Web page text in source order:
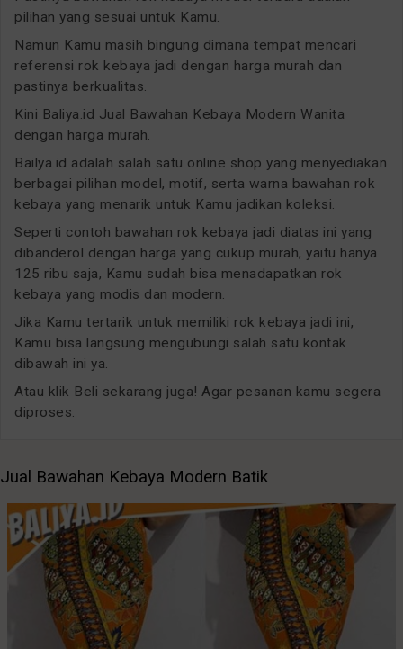
pilihan yang sesuai untuk Kamu.
Namun Kamu masih bingung dimana tempat mencari
referensi rok kebaya jadi dengan harga murah dan
pastinya berkualitas.
Kini Baliya.id Jual Bawahan Kebaya Modern Wanita
dengan harga murah.
Bailya.id adalah salah satu online shop yang menyediakan
berbagai pilihan model, motif, serta warna bawahan rok
kebaya yang menarik untuk Kamu jadikan koleksi.
Seperti contoh bawahan rok kebaya jadi diatas ini yang
dibanderol dengan harga yang cukup murah, yaitu hanya
125 ribu saja, Kamu sudah bisa menadapatkan rok
kebaya yang modis dan modern.
Jika Kamu tertarik untuk memiliki rok kebaya jadi ini,
Kamu bisa langsung mengubungi salah satu kontak
dibawah ini ya.
Atau klik Beli sekarang juga! Agar pesanan kamu segera
diproses.
Jual Bawahan Kebaya Modern Batik